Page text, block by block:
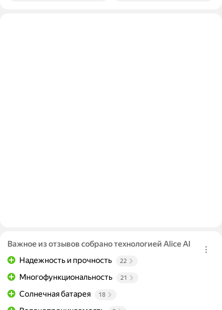
Важное из отзывов собрано технологией Alice AI
Надежность и прочность
22
Многофункциональность 21
Солнечная батарея 18